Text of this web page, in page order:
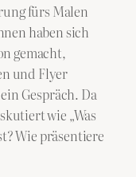
fürs Malen
haben sich
gemacht,
und Flyer
Gespräch. Da
wie „Was
Wie präsentiere